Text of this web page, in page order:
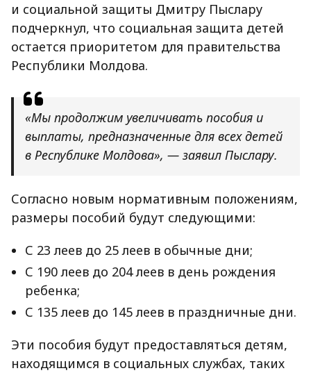
и социальной защиты Дмитру Пыслару
подчеркнул, что социальная защита детей
остается приоритетом для правительства
Республики Молдова.
«Мы продолжим увеличивать пособия и
выплаты, предназначенные для всех детей
в Республике Молдова», — заявил Пыслару.
Согласно новым нормативным положениям,
размеры пособий будут следующими:
С 23 леев до 25 леев в обычные дни;
С 190 леев до 204 леев в день рождения
ребенка;
С 135 леев до 145 леев в праздничные дни.
Эти пособия будут предоставляться детям,
находящимся в социальных службах, таких